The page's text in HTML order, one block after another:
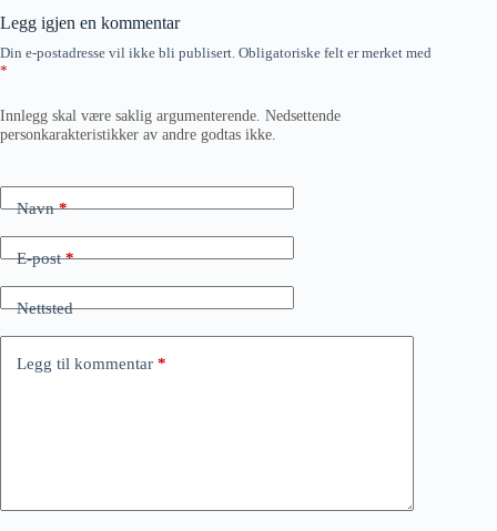
Legg igjen en kommentar
Din e-postadresse vil ikke bli publisert. Obligatoriske felt er merket med
*
Innlegg skal være saklig argumenterende. Nedsettende
personkarakteristikker av andre godtas ikke.
Navn*
E-post*
Nettsted
Legg til kommentar *